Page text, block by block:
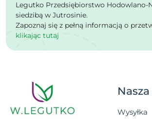
Legutko Przedsiębiorstwo Hodowlano-
siedzibą w Jutrosinie.
Zapoznaj się z pełną informacją o
klikając tutaj
Wysyłka